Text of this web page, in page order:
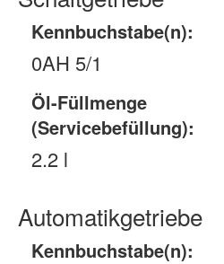
Kennbuchstabe(n):
0AH 5/1
Öl-Füllmenge
(Servicebefüllung):
2.2 l
Automatikgetriebe
Kennbuchstabe(n):